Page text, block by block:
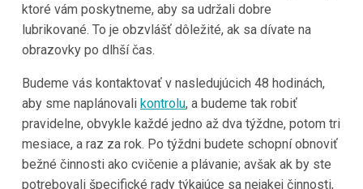
ktoré vám poskytneme, aby sa udržali dobre
lubrikované. To je obzvlášť dôležité, ak sa dívate na
obrazovky po dlhší čas.
Budeme vás kontaktovať v nasledujúcich 48 hodinách,
aby sme naplánovali kontrolu, a budeme tak robiť
pravidelne, obvykle každé jedno až dva týždne, potom tri
mesiace, a raz za rok. Po týždni budete schopní obnoviť
bežné činnosti ako cvičenie a plávanie; avšak ak by ste
potrebovali špecifické rady týkajúce sa nejakej činnosti,